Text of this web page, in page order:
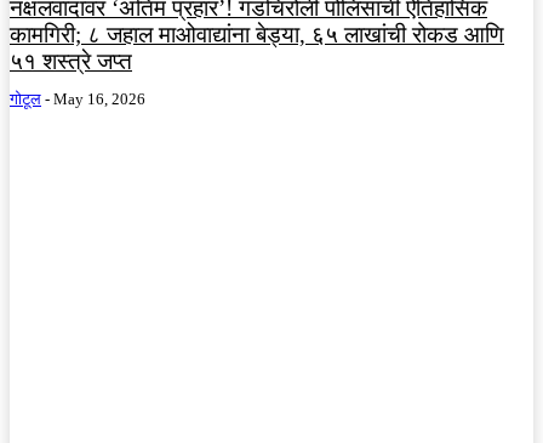
नक्षलवादावर ‘अंतिम प्रहार’! गडचिरोली पोलिसांची ऐतिहासिक
कामगिरी; ८ जहाल माओवाद्यांना बेड्या, ६५ लाखांची रोकड आणि
५१ शस्त्रे जप्त
गोटूल - May 16, 2026